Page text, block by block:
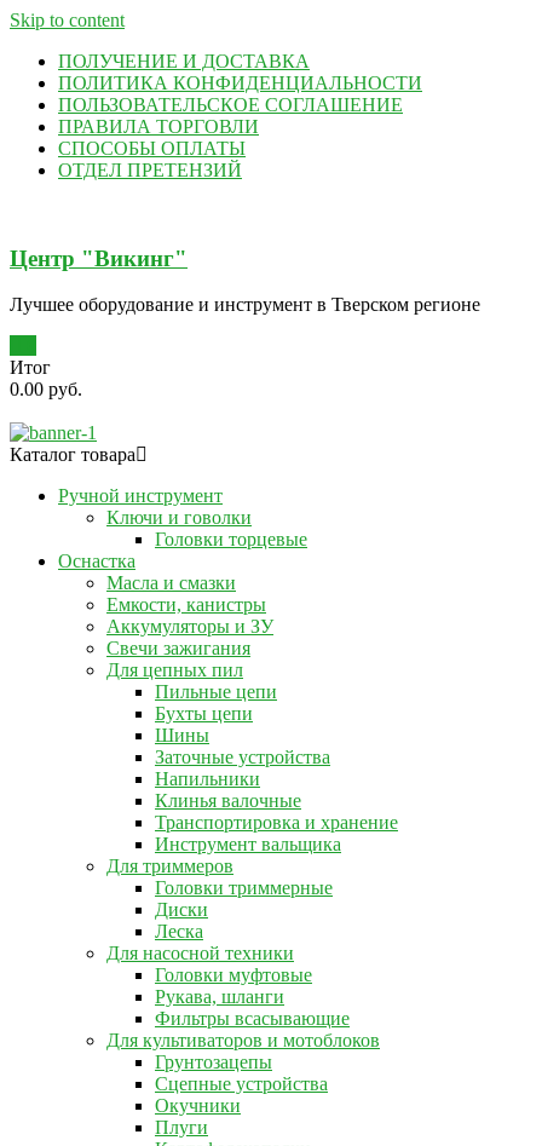
Skip to content
ПОЛУЧЕНИЕ И ДОСТАВКА
ПОЛИТИКА КОНФИДЕНЦИАЛЬНОСТИ
ПОЛЬЗОВАТЕЛЬСКОЕ СОГЛАШЕНИЕ
ПРАВИЛА ТОРГОВЛИ
СПОСОБЫ ОПЛАТЫ
ОТДЕЛ ПРЕТЕНЗИЙ
Центр "Викинг"
Лучшее оборудование и инструмент в Тверском регионе
Итог
0.00 руб.
Каталог товара
Ручной инструмент
Ключи и говолки
Головки торцевые
Оснастка
Масла и смазки
Емкости, канистры
Аккумуляторы и ЗУ
Свечи зажигания
Для цепных пил
Пильные цепи
Бухты цепи
Шины
Заточные устройства
Напильники
Клинья валочные
Транспортировка и хранение
Инструмент вальщика
Для триммеров
Головки триммерные
Диски
Леска
Для насосной техники
Головки муфтовые
Рукава, шланги
Фильтры всасывающие
Для культиваторов и мотоблоков
Грунтозацепы
Сцепные устройства
Окучники
Плуги